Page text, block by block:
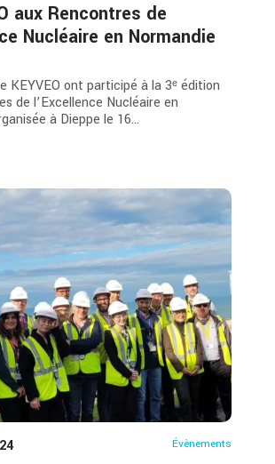
aux Rencontres de
Nucléaire en Normandie
KEYVEO ont participé à la 3ᵉ édition
de l’Excellence Nucléaire en
à Dieppe le 16...
Évènements